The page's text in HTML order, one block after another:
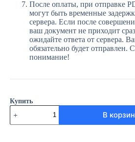
После оплаты, при отправке
могут быть временные
сервера. Если после
ваш документ не приходит
ожидайте ответа от сервера.
обязательно будет отправлен.
понимание!
Купить
Количество
товара
ЮГ
В